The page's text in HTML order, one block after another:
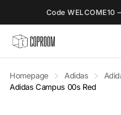
Code
Homepage Adidas
Adidas Campus 00s Red